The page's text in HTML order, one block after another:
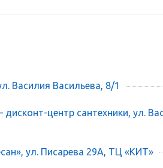
Василия Васильева, 8/1
центр сантехники, ул.
ул. Писарева 29А, ТЦ «КИТ»